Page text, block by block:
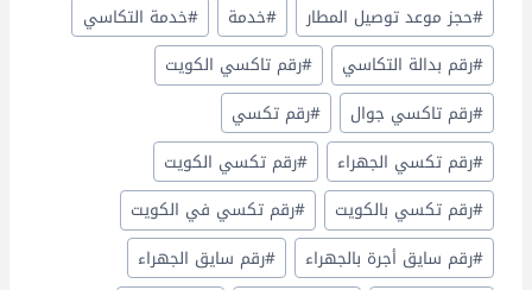
#حجز موعد توصيل المطار #خدمة #خدمة التكاسي
#رقم بدالة التكاسي #رقم تاكسي الكويت
#رقم تاكسي جوال #رقم تكسي
#رقم تكسي الجهراء #رقم تكسي الكويت
#رقم تكسي بالكويت #رقم تكسي في الكويت
#رقم سايق أجرة بالجهراء #رقم سايق الجهراء